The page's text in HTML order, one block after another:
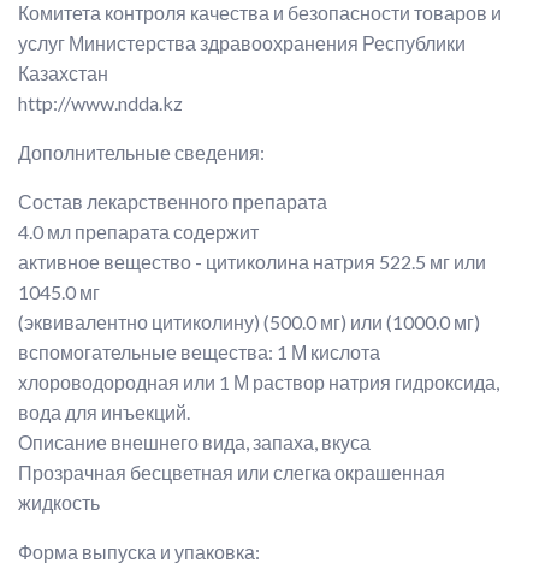
Комитета контроля качества и безопасности товаров и
услуг Министерства здравоохранения Республики
Казахстан
http://www.ndda.kz
Дополнительные сведения:
Состав лекарственного препарата
4.0 мл препарата содержит
активное вещество - цитиколина натрия 522.5 мг или
1045.0 мг
(эквивалентно цитиколину) (500.0 мг) или (1000.0 мг)
вспомогательные вещества: 1 М кислота
хлороводородная или 1 М раствор натрия гидроксида,
вода для инъекций.
Описание внешнего вида, запаха, вкуса
Прозрачная бесцветная или слегка окрашенная
жидкость
Форма выпуска и упаковка: